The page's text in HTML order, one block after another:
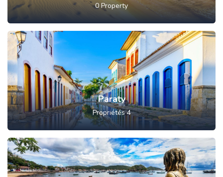
0Property
Paraty
Propriétés4